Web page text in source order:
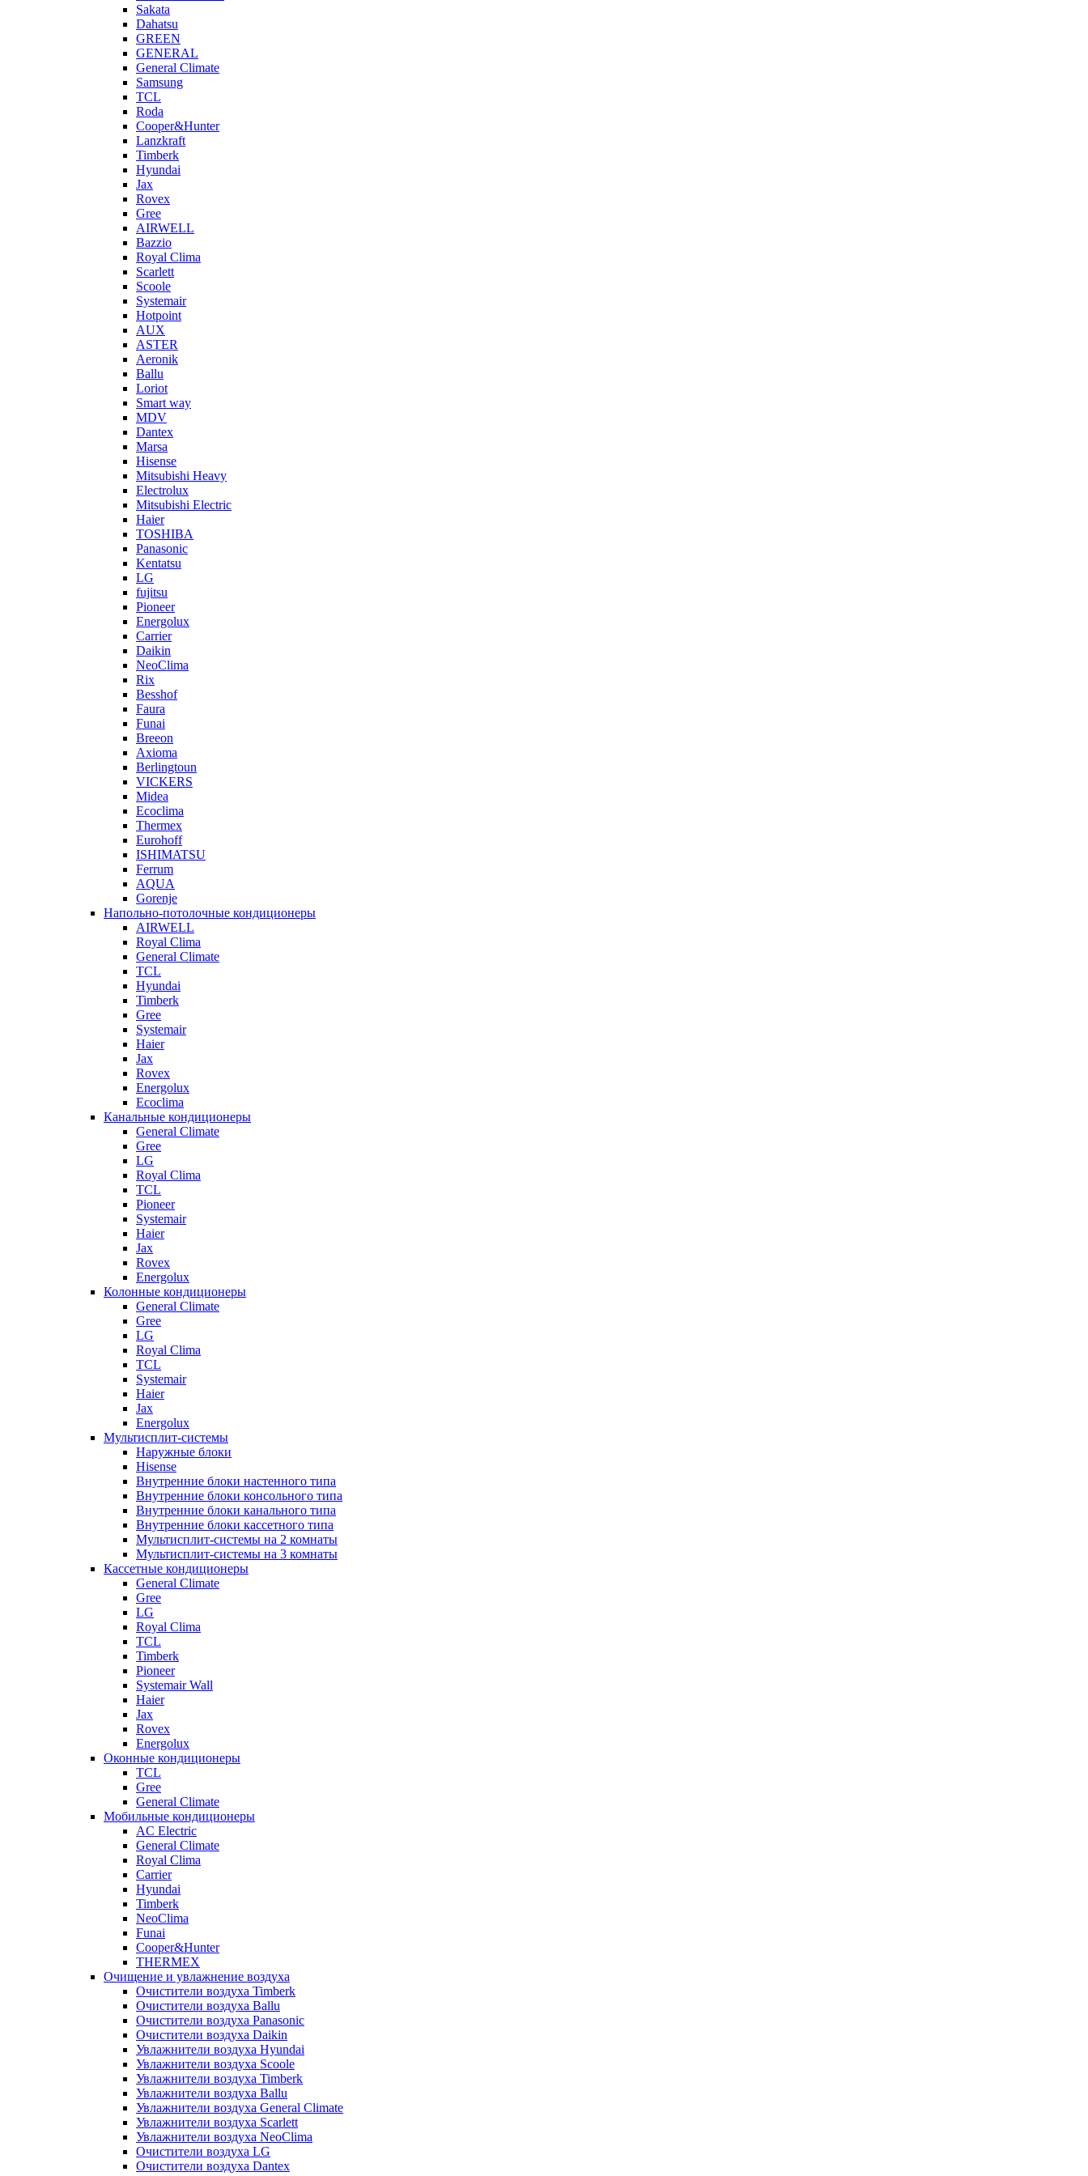
Sakata
Dahatsu
GREEN
GENERAL
General Climate
Samsung
TCL
Roda
Cooper&Hunter
Lanzkraft
Timberk
Hyundai
Jax
Rovex
Gree
AIRWELL
Bazzio
Royal Clima
Scarlett
Scoole
Systemair
Hotpoint
AUX
ASTER
Aeronik
Ballu
Loriot
Smart way
MDV
Dantex
Marsa
Hisense
Mitsubishi Heavy
Electrolux
Mitsubishi Electric
Haier
TOSHIBA
Panasonic
Kentatsu
LG
fujitsu
Pioneer
Energolux
Carrier
Daikin
NeoClima
Rix
Besshof
Faura
Funai
Breeon
Axioma
Berlingtoun
VICKERS
Midea
Ecoclima
Thermex
Eurohoff
ISHIMATSU
Ferrum
AQUA
Gorenje
Напольно-потолочные кондиционеры
AIRWELL
Royal Clima
General Climate
TCL
Hyundai
Timberk
Gree
Systemair
Haier
Jax
Rovex
Energolux
Ecoclima
Канальные кондиционеры
General Climate
Gree
LG
Royal Clima
TCL
Pioneer
Systemair
Haier
Jax
Rovex
Energolux
Колонные кондиционеры
General Climate
Gree
LG
Royal Clima
TCL
Systemair
Haier
Jax
Energolux
Мультисплит-системы
Наружные блоки
Hisense
Внутренние блоки настенного типа
Внутренние блоки консольного типа
Внутренние блоки канального типа
Внутренние блоки кассетного типа
Мультисплит-системы на 2 комнаты
Мультисплит-системы на 3 комнаты
Кассетные кондиционеры
General Climate
Gree
LG
Royal Clima
TCL
Timberk
Pioneer
Systemair Wall
Haier
Jax
Rovex
Energolux
Оконные кондиционеры
TCL
Gree
General Climate
Мобильные кондиционеры
AC Electric
General Climate
Royal Clima
Carrier
Hyundai
Timberk
NeoClima
Funai
Cooper&Hunter
THERMEX
Очищение и увлажнение воздуха
Очистители воздуха Timberk
Очистители воздуха Ballu
Очистители воздуха Panasonic
Очистители воздуха Daikin
Увлажнители воздуха Hyundai
Увлажнители воздуха Scoole
Увлажнители воздуха Timberk
Увлажнители воздуха Ballu
Увлажнители воздуха General Climate
Увлажнители воздуха Scarlett
Увлажнители воздуха NeoClima
Очистители воздуха LG
Очистители воздуха Dantex